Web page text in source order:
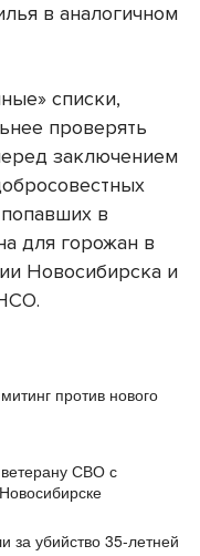
в аналогичном
списки,
проверять
заключением
в
для горожан в
Новосибирска и
против нового
СВО с
за убийство 35-летней